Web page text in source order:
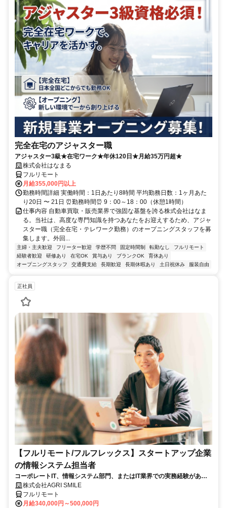
完全在宅のアジャスター職
アジャスター3級★在宅ワーク★年休120日★月給35万円超★
株式会社はなまる
フルリモート
月給355,000円以上
勤務時間詳細 実働時間：1日あたり8時間 平均勤務日数：1ヶ月あた
り20日 〜 21日 ⏰勤務時間⏰ 9：00～18：00（休憩1時間）
仕事内容 自動車買取・販売業界で強固な基盤を誇る株式会社はなま
る。当社は、高度な専門知識を持つあなたをお迎えするため、アジャ
スター職（完全在宅・テレワーク勤務）のオープニングスタッフを募
集します。外回...
主婦・主夫歓迎 フリーター歓迎 学歴不問 固定時間制 転勤なし
フルリモート
経験者歓迎
研修あり 在宅OK 賞与あり ブランクOK
育休あり
オープニングスタッフ
交通費支給 長期歓迎 長期休暇あり 土日祝休み 服装自由
正社員
【フルリモート/フルフレックス】スタートアップ企業
の情報システム担当者
コーポレートIT、情報システム部門、またはIT業界での実務経験がある
方、大歓迎！
株式会社AGRI SMILE
フルリモート
月給340,000円～500,000円